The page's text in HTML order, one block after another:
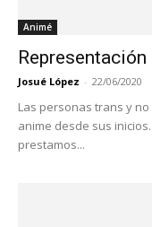
Animé
Josué López - 22/06/2020
Las personas trans y
anime desde sus
prestamos...